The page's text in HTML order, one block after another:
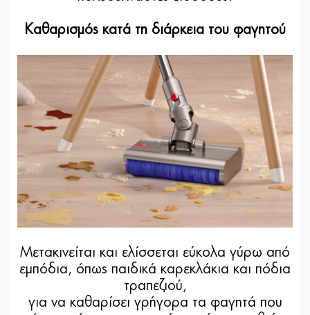
Καθαρισμός κατά τη διάρκεια του φαγητού
Μετακινείται και ελίσσεται εύκολα γύρω από
εμπόδια, όπως παιδικά καρεκλάκια και πόδια
τραπεζιού,
για να καθαρίσει γρήγορα τα φαγητά που